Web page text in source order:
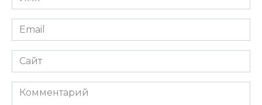
*
Email
*
Сайт
Комментарий